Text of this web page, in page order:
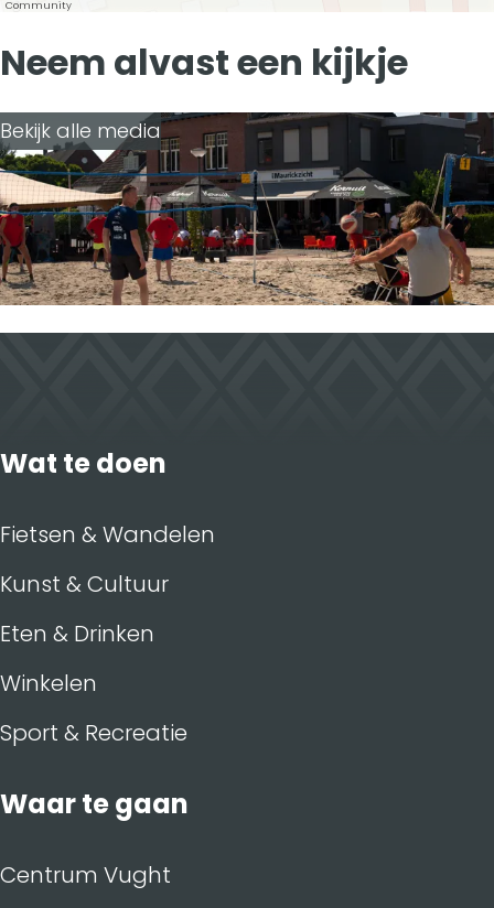
b
o
I
Community
Neem alvast een kijkje
Bekijk alle media
Wat te doen
Fietsen & Wandelen
Kunst & Cultuur
Eten & Drinken
Winkelen
Sport & Recreatie
Waar te gaan
Centrum Vught